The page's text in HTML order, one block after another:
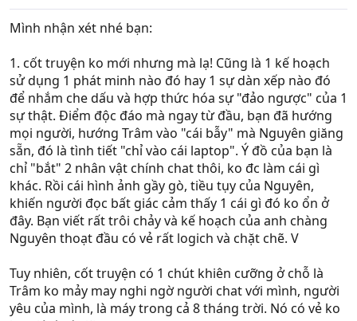
Mình nhận xét nhé bạn:
1. cốt truyện ko mới nhưng mà lạ! Cũng là 1 kế hoạch
sử dụng 1 phát minh nào đó hay 1 sự dàn xếp nào đó
để nhắm che dấu và hợp thức hóa sự "đảo ngược" của 1
sự thật. Điểm độc đáo mà ngay từ đầu, bạn đã hướng
mọi người, hướng Trâm vào "cái bẫy" mà Nguyên giăng
sẵn, đó là tình tiết "chỉ vào cái laptop". Ý đồ của bạn là
chỉ "bắt" 2 nhân vật chính chat thôi, ko đc làm cái gì
khác. Rồi cái hình ảnh gầy gò, tiều tụy của Nguyên,
khiến người đọc bất giác cảm thấy 1 cái gì đó ko ổn ở
đây. Bạn viết rất trôi chảy và kế hoạch của anh chàng
Nguyên thoạt đầu có vẻ rất logich và chặt chẽ. V
Tuy nhiên, cốt truyện có 1 chút khiên cưỡng ở chỗ là
Trâm ko mảy may nghi ngờ người chat với mình, người
yêu của mình, là máy trong cả 8 tháng trời. Nó có vẻ ko